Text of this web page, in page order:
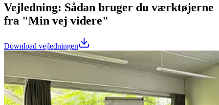
Vejledning: Sådan bruger du værktøjerne
fra "Min vej videre"
Download vejledningen